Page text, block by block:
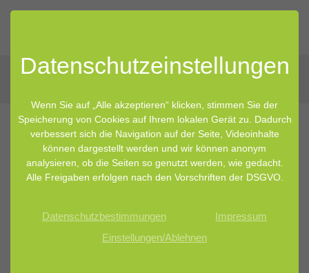
Datenschutz­einstellungen
Wenn Sie auf „Alle akzeptieren“ klicken, stimmen Sie der
Speicherung von Cookies auf Ihrem lokalen Gerät zu. Dadurch
verbessert sich die Navigation auf der Seite, Videoinhalte
können dargestellt werden und wir können anonym
analysieren, ob die Seiten so genutzt werden, wie gedacht.
Alle Freigaben erfolgen nach den Vorschriften der DSGVO.
Datenschutzbestimmungen
Impressum
Einstellungen/Ablehnen